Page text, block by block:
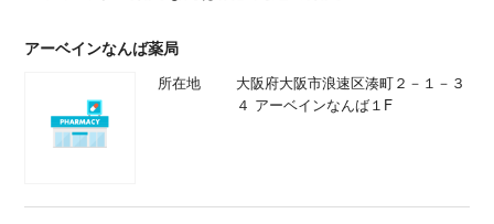
アーベインなんば薬局
所在地
大阪府大阪市浪速区湊町２－１－３
４ アーベインなんば１F